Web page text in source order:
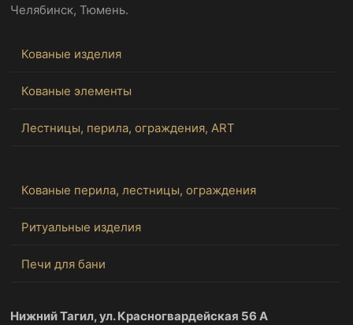
Челябинск, Тюмень.
Кованые изделия
Кованые элементы
Лестницы, перила, ограждения, ART
Кованые перила, лестницы, ограждения
Ритуальные изделия
Печи для бани
Нижний Тагил, ул. Красногвардейская 56 А